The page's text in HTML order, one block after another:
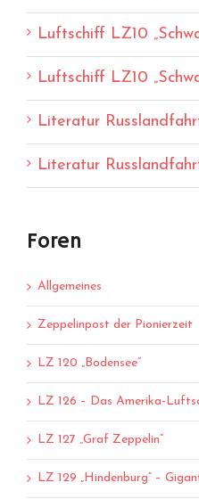
Luftschiff LZ10
Luftschiff LZ10
Literatur
Literatur
Foren
Allgemeines
Zeppelinpost der Pionierzeit
LZ 120 „Bodensee“
LZ 126 – Das Amerika-
LZ 127 „Graf Zeppelin“
LZ 129 „Hindenburg“ –